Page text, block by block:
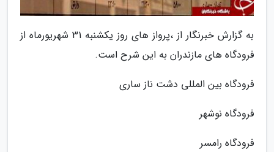
به گزارش خبرنگار از ،پرواز های روز یکشنبه 31 شهریورماه از
فرودگاه های مازندران به این شرح است.
فرودگاه بین المللی دشت ناز ساری
فرودگاه نوشهر
فرودگاه رامسر